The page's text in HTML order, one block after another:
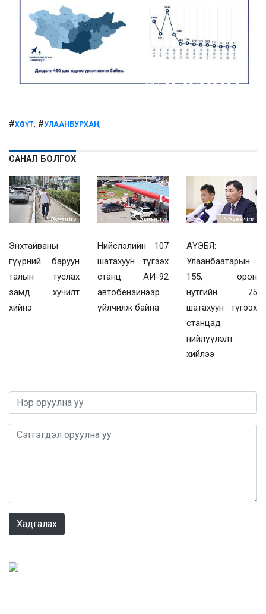
#ХӨСҮТ, #УЛААНБУРХАН,
САНАЛ БОЛГОХ
Энхтайваны
гүүрний баруун
талын туслах
замд хучилт
хийнэ
Нийслэлийн 107
шатахуун түгээх
станц АИ-92
автобензинээр
үйлчилж байна
АҮЭБЯ:
Улаанбаатарын
155, орон
нутгийн 75
шатахуун түгээх
станцад
нийлүүлэлт
хийлээ
Хадгалах